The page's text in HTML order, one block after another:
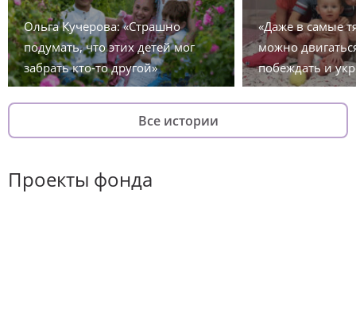
Ольга Кучерова: «Страшно
подумать, что этих детей мог
забрать кто-то другой»
«Даже в самые
можно
побеждать и
Все истории
Проекты фонда